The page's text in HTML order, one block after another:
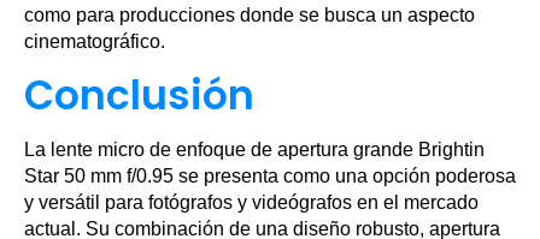
como para producciones donde se busca un aspecto
cinematográfico.
Conclusión
La lente micro de enfoque de apertura grande Brightin
Star 50 mm f/0.95 se presenta como una opción poderosa
y versátil para fotógrafos y videógrafos en el mercado
actual. Su combinación de una diseño robusto, apertura